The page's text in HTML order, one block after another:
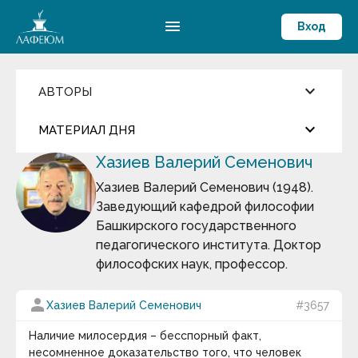
menu Вход
АВТОРЫ keyboard_arrow_down
close
Фильмы и Сериалы
Пословицы и поговорки
Аамир Кхан
Абрахам Маслоу
Абу-ль-Фарадж бин Харун
Абуль-Фарадж ибн аль-Джаузи
Август Бебель
Август фон Платен
Авиценна
Авл Корнелий Цельс
Аврелий Августин
Адам Смит
Хазиев Валерий Семенович
Хазиев Валерий Семенович (1948).
Заведующий кафедрой философии
Башкирского государственного
педагогического института. Доктор
философских наук, профессор.
personХазиев Валерий Семенович #3657
Наличие милосердия – бесспорный факт,
несомненное доказательство того, что человек
МАТЕРИАЛ ДНЯ keyboard_arrow_down
Цитата дня more_horiz
Андрей Кнышев
Сегодня ему исполнилось бы 500 лет…
keyboard_arrow_down